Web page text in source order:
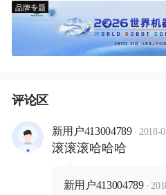
品牌专题
评论区
新用户413004789 · 2018-
滚滚滚哈哈哈
新用户413004789 ·